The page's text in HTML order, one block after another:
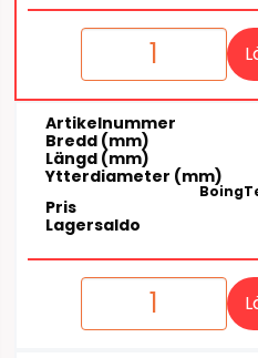
Artikelnummer
Bredd (mm)
Längd (mm)
Ytterdiameter (mm)
Pris
Lagersaldo